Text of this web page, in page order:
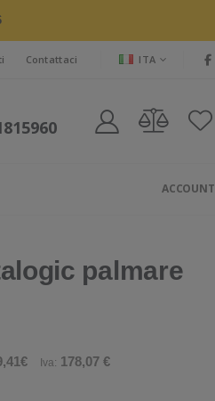
Contattaci ITA
ACCOUNT
palmare
Iva: 178,07 €